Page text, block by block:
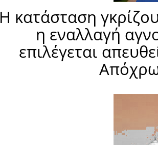
Η κατάσταση
η εναλλαγή
επιλέγεται